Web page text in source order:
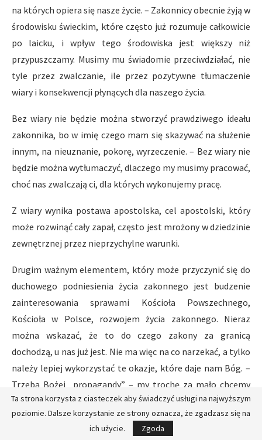
na których opiera się nasze życie. – Zakonnicy obecnie żyją w
środowisku świeckim, które często już rozumuje całkowicie
po laicku, i wpływ tego środowiska jest większy niż
przypuszczamy. Musimy mu świadomie przeciwdziałać, nie
tyle przez zwalczanie, ile przez pozytywne tłumaczenie
wiary i konsekwencji płynących dla naszego życia.
Bez wiary nie będzie można stworzyć prawdziwego ideału
zakonnika, bo w imię czego mam się skazywać na służenie
innym, na nieuznanie, pokorę, wyrzeczenie. – Bez wiary nie
będzie można wytłumaczyć, dlaczego my musimy pracować,
choć nas zwalczają ci, dla których wykonujemy pracę.
Z wiary wynika postawa apostolska, cel apostolski, który
może rozwinąć cały zapał, często jest mrożony w dziedzinie
zewnętrznej przez nieprzychylne warunki.
Drugim ważnym elementem, który może przyczynić się do
duchowego podniesienia życia zakonnego jest budzenie
zainteresowania sprawami Kościoła Powszechnego,
Kościoła w Polsce, rozwojem życia zakonnego. Nieraz
można wskazać, że to do czego zakony za granicą
dochodzą, u nas już jest. Nie ma więc na co narzekać, a tylko
należy lepiej wykorzystać te okazje, które daje nam Bóg. –
Trzeba Bożej „propagandy” – my trochę za mało chcemy
zainteresować naszymi sprawami naszych braci, sądzimy,
że oni sami powinni do tego dojść.
Ta strona korzysta z ciasteczek aby świadczyć usługi na najwyższym
poziomie. Dalsze korzystanie ze strony oznacza, że zgadzasz się na
ich użycie.
Zgoda